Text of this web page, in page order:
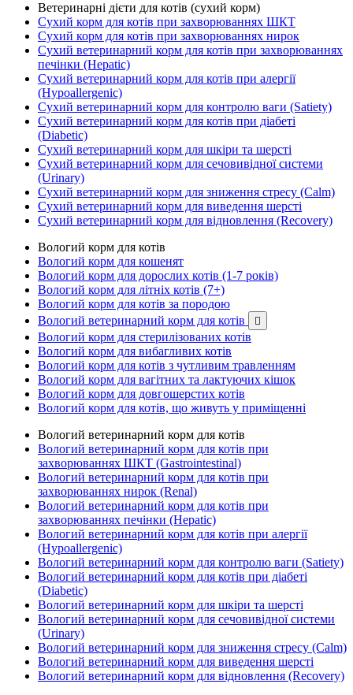
Ветеринарні дієти для котів (сухий корм)
Сухий корм для котів при захворюваннях ШКТ
Сухий корм для котів при захворюваннях нирок
Сухий ветеринарний корм для котів при захворюваннях
печінки (Hepatic)
Сухий ветеринарний корм для котів при алергії
(Hypoallergenic)
Сухий ветеринарний корм для контролю ваги (Satiety)
Сухий ветеринарний корм для котів при діабеті
(Diabetic)
Сухий ветеринарний корм для шкіри та шерсті
Сухий ветеринарний корм для сечовивідної системи
(Urinary)
Сухий ветеринарний корм для зниження стресу (Calm)
Сухий ветеринарний корм для виведення шерсті
Сухий ветеринарний корм для відновлення (Recovery)
Вологий корм для котів
Вологий корм для кошенят
Вологий корм для дорослих котів (1-7 років)
Вологий корм для літніх котів (7+)
Вологий корм для котів за породою
Вологий ветеринарний корм для котів

Вологий корм для стерилізованих котів
Вологий корм для вибагливих котів
Вологий корм для котів з чутливим травленням
Вологий корм для вагітних та лактуючих кішок
Вологий корм для довгошерстих котів
Вологий корм для котів, що живуть у приміщенні
Вологий ветеринарний корм для котів
Вологий ветеринарний корм для котів при
захворюваннях ШКТ (Gastrointestinal)
Вологий ветеринарний корм для котів при
захворюваннях нирок (Renal)
Вологий ветеринарний корм для котів при
захворюваннях печінки (Hepatic)
Вологий ветеринарний корм для котів при алергії
(Hypoallergenic)
Вологий ветеринарний корм для контролю ваги (Satiety)
Вологий ветеринарний корм для котів при діабеті
(Diabetic)
Вологий ветеринарний корм для шкіри та шерсті
Вологий ветеринарний корм для сечовивідної системи
(Urinary)
Вологий ветеринарний корм для зниження стресу (Calm)
Вологий ветеринарний корм для виведення шерсті
Вологий ветеринарний корм для відновлення (Recovery)